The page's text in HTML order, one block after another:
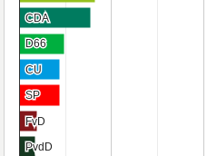
CDA
CDA
D66
D66
CU
CU
SP
SP
FvD
FvD
PvdD
PvdD